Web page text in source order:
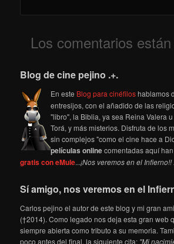
Los comentarios
Blog de cine pejino .+.
En este Blog para cinéfiloshablamos
entresijos, con el añadido de las
"libro", la Biblia, ya sea Reina Valera
Torá, y más misterios. Disfruta de los
sin complejos "como el cine hace a
películas onlinecomentadas aquí
gratis con eMule...¡Nos veremos en el Infierno!!
Sí amigo, nos veremos en el
Carlos pejino el autor de este blog y mi gran
(†2014). Como legado nos deja esta gran web
siempre abierta como tributo a su memoria.
poco antes del final, la siguiente cita: "Mi